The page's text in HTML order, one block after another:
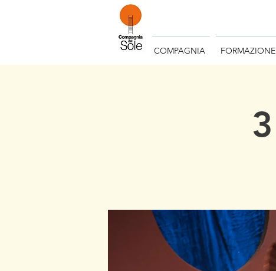
COMPAGNIA FORMAZIONE